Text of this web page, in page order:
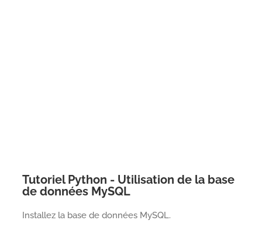
Tutoriel Python - Utilisation de la base
de données MySQL
Installez la base de données MySQL.